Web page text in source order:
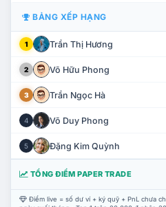
BẢNG XẾP HẠNG
1 Trần Thị Hương
2 Võ Hữu Phong
3 Trần Ngọc Hà
4 Võ Duy Phong
5 Đặng Kim Quỳnh
TỔNG ĐIỂM PAPER TRADE
Điểm live = số dư ví + ký quỹ + PnL chưa